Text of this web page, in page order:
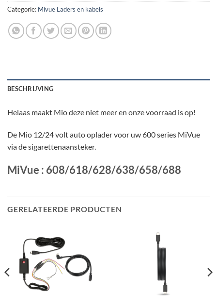
Categorie: Mivue Laders en kabels
BESCHRIJVING
Helaas maakt Mio deze niet meer en onze voorraad is op!
De Mio 12/24 volt auto oplader voor uw 600 series MiVue
via de sigarettenaansteker.
MiVue : 608/618/628/638/658/688
GERELATEERDE PRODUCTEN